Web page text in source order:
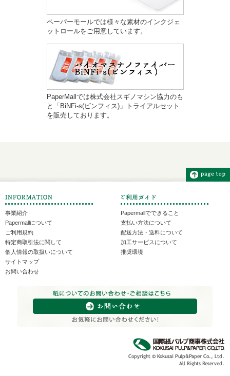
ペーパーモールでは様々な素材のインクジェ
ットロールをご用意しています。
PaperMallでは株式会社スギノマシン協力のも
と「BiNFi-s(ビンフィス)」トライアルセット
を販売しております。
事業紹介
Papermallについて
ご利用規約
特定商取引法に関して
個人情報の取扱いについて
サイトマップ
お問い合わせ
Papermallでできること
支払い方法について
配送方法・送料について
加工サービスについて
推奨環境